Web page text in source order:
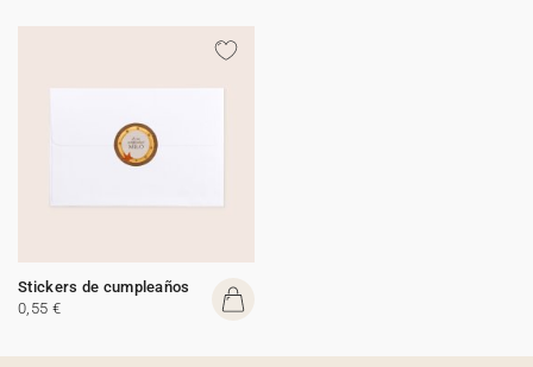
Stickers de cumpleaños
0,55 €